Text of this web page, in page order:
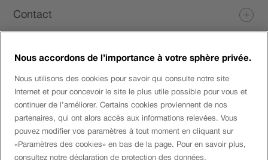
de
page
Contact
Login eServices
Médias sociaux
Entreprise
Nous accordons de l’importance à votre sphère privée.
Nous utilisons des cookies pour savoir qui consulte notre site
Internet et pour concevoir le site le plus utile possible pour vous et
continuer de l’améliorer. Certains cookies proviennent de nos
partenaires, qui ont alors accès aux informations relevées. Vous
pouvez modifier vos paramètres à tout moment en cliquant sur
«Paramètres des cookies» en bas de la page. Pour en savoir plus,
consultez notre déclaration de protection des données.